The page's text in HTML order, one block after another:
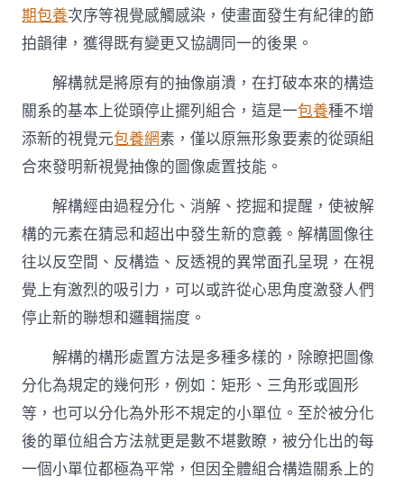
期包養次序等視覺感觸感染，使畫面發生有紀律的節
拍韻律，獲得既有變更又協調同一的後果。
解構就是將原有的抽像崩潰，在打破本來的構造
關系的基本上從頭停止擺列組合，這是一包養種不增
添新的視覺元包養網素，僅以原無形象要素的從頭組
合來發明新視覺抽像的圖像處置技能。
解構經由過程分化、消解、挖掘和提醒，使被解
構的元素在猜忌和超出中發生新的意義。解構圖像往
往以反空間、反構造、反透視的異常面孔呈現，在視
覺上有激烈的吸引力，可以或許從心思角度激發人們
停止新的聯想和邏輯揣度。
解構的構形處置方法是多種多樣的，除瞭把圖像
分化為規定的幾何形，例如：矩形、三角形或圓形
等，也可以分化為外形不規定的小單位。至於被分化
後的單位組合方法就更是數不堪數瞭，被分化出的每
一個小單位都極為平常，但因全體組合構造關系上的